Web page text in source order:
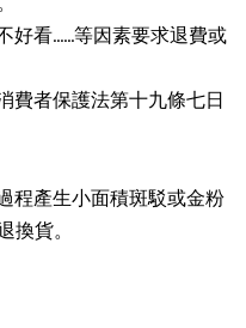
看......等因素要求退費或
費者保護法第十九條七日
程產生小面積斑駁或金粉
換貨。